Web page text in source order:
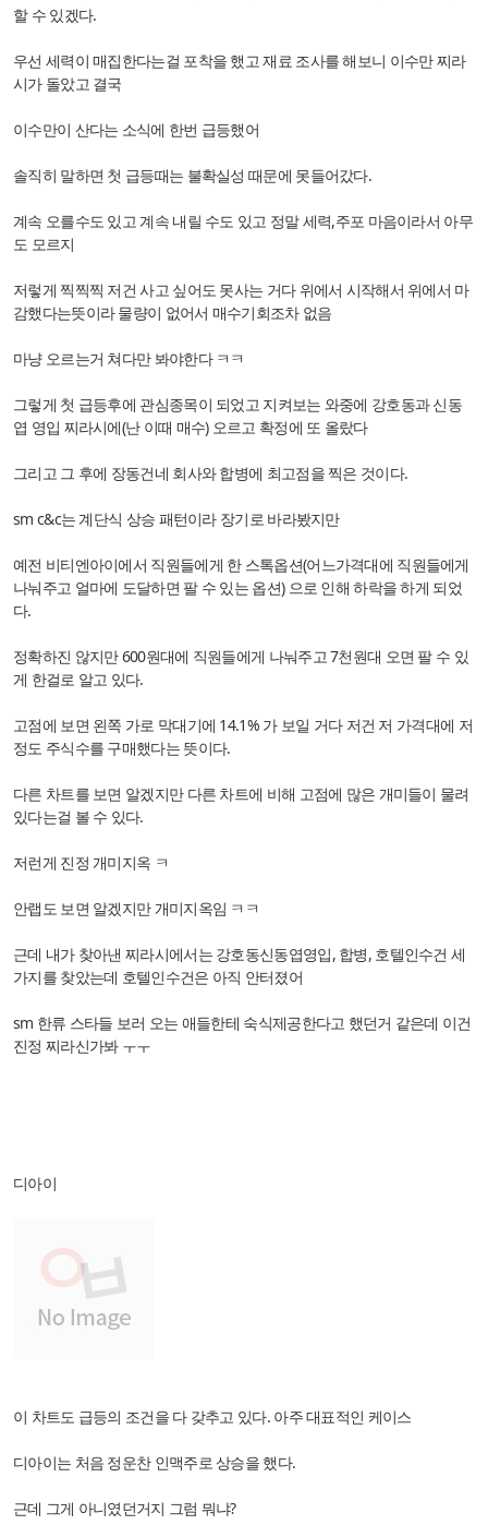
할 수 있겠다.
우선 세력이 매집한다는걸 포착을 했고 재료 조사를 해보니 이수만 찌라
시가 돌았고 결국
이수만이 산다는 소식에 한번 급등했어
솔직히 말하면 첫 급등때는 불확실성 때문에 못들어갔다.
계속 오를수도 있고 계속 내릴 수도 있고 정말 세력,주포 마음이라서 아무
도 모르지
저렇게 찍찍찍 저건 사고 싶어도 못사는 거다 위에서 시작해서 위에서 마
감했다는뜻이라 물량이 없어서 매수기회조차 없음
마냥 오르는거 쳐다만 봐야한다 ㅋㅋ
그렇게 첫 급등후에 관심종목이 되었고 지켜보는 와중에 강호동과 신동
엽 영입 찌라시에(난 이때 매수) 오르고 확정에 또 올랐다
그리고 그 후에 장동건네 회사와 합병에 최고점을 찍은 것이다.
sm c&c는 계단식 상승 패턴이라 장기로 바라봤지만
예전 비티엔아이에서 직원들에게 한 스톡옵션(어느가격대에 직원들에게
나눠주고 얼마에 도달하면 팔 수 있는 옵션) 으로 인해 하락을 하게 되었
다.
정확하진 않지만 600원대에 직원들에게 나눠주고 7천원대 오면 팔 수 있
게 한걸로 알고 있다.
고점에 보면 왼쪽 가로 막대기에 14.1% 가 보일 거다 저건 저 가격대에 저
정도 주식수를 구매했다는 뜻이다.
다른 차트를 보면 알겠지만 다른 차트에 비해 고점에 많은 개미들이 물려
있다는걸 볼 수 있다.
저런게 진정 개미지옥 ㅋ
안랩도 보면 알겠지만 개미지옥임 ㅋㅋ
근데 내가 찾아낸 찌라시에서는 강호동신동엽영입, 합병, 호텔인수건 세
가지를 찾았는데 호텔인수건은 아직 안터졌어
sm 한류 스타들 보러 오는 애들한테 숙식제공한다고 했던거 같은데 이건
진정 찌라신가봐 ㅜㅜ
디아이
이 차트도 급등의 조건을 다 갖추고 있다. 아주 대표적인 케이스
디아이는 처음 정운찬 인맥주로 상승을 했다.
근데 그게 아니였던거지 그럼 뭐냐?